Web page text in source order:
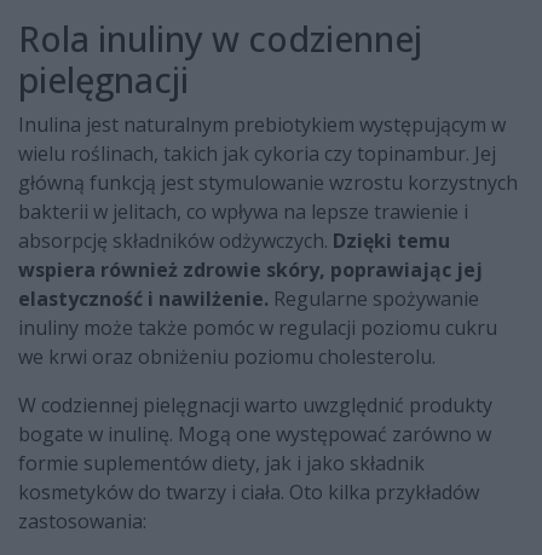
Rola inuliny w codziennej
pielęgnacji
Inulina jest naturalnym prebiotykiem występującym w
wielu roślinach, takich jak cykoria czy topinambur. Jej
główną funkcją jest stymulowanie wzrostu korzystnych
bakterii w jelitach, co wpływa na lepsze trawienie i
absorpcję składników odżywczych. Dzięki temu
wspiera również zdrowie skóry, poprawiając jej
elastyczność i nawilżenie. Regularne spożywanie
inuliny może także pomóc w regulacji poziomu cukru
we krwi oraz obniżeniu poziomu cholesterolu.
W codziennej pielęgnacji warto uwzględnić produkty
bogate w inulinę. Mogą one występować zarówno w
formie suplementów diety, jak i jako składnik
kosmetyków do twarzy i ciała. Oto kilka przykładów
zastosowania: